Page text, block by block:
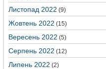
Листопад 2022 (9)
Жовтень 2022 (15)
Вересень 2022 (5)
Серпень 2022 (12)
Липень 2022 (2)